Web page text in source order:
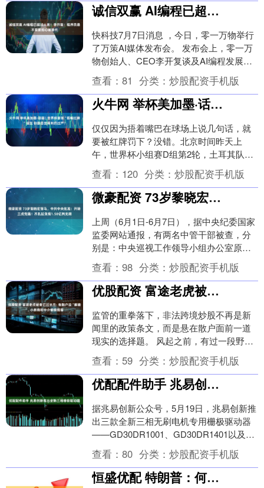
诚信双赢 AI编程已超过人类！李开复：程序员最不需要担心被替代
快科技7月7日消息 ，今日，零一万物举行
了万策AI媒体发布会。 发布会上，零一万
物创始人、CEO李开复谈及AI编程发展现
状，他表示，过去两年多的时间内，AI编
程....
查看： 81 分类： 炒股配资手机版
火牛网 举杯美加墨·话题 | 世界杯首张“捂嘴红牌”诞生 你是否觉得判罚过严？
仅仅因为捂着嘴巴在球场上说几句话，就
要被红牌罚下？没错。北京时间昨天上
午，世界杯小组赛D组第2轮，土耳其队对
阵巴拉圭队的比赛进行到上半场补时阶
段，巴拉圭队的10....
查看： 120 分类： 炒股配资手机版
微豪配资 73岁黎晓宏落马，中共中央批准：开除三虎党籍！齐扎拉贪腐1.58亿判无期
上周（6月1日-6月7日），据中央纪委国家
监委网站通报，有两名中管干部被查，分
别是：中央巡视工作领导小组办公室原主
任黎晓宏，北京市政协党组书记、主席魏
小东；三“....
查看： 98 分类： 炒股配资手机版
优股配资 富途老虎被查已过半月: 有散户没“解套”, 小券商和中介偷偷揽客
监管的重拳落下，非法跨境炒股不再是新
闻里的政策条文，而是悬在散户面前一道
现实的选择题。 风起之前，有过一段野蛮
生长的故事：一张内地身份证、一个App、
客服一对一....
查看： 59 分类： 炒股配资手机版
优配配件助手 兆易创新推出全新三相栅极驱动器
据兆易创新公众号，5月19日，兆易创新推
出三款全新三相无刷电机专用栅极驱动器
——GD30DR1001、GD30DR1401以及
GD30DR1901。产品覆盖了4....
查看： 80 分类： 炒股配资手机版
恒盛优配 特朗普：何时结束同伊朗冲突目前“没有时间表”